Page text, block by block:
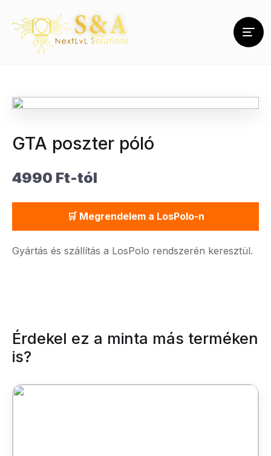
GTA poszter póló
4990 Ft-tól
🛒 Megrendelem a LosPolo-n
Gyártás és szállítás a LosPolo rendszerén keresztül.
Érdekel ez a minta más terméken
is?